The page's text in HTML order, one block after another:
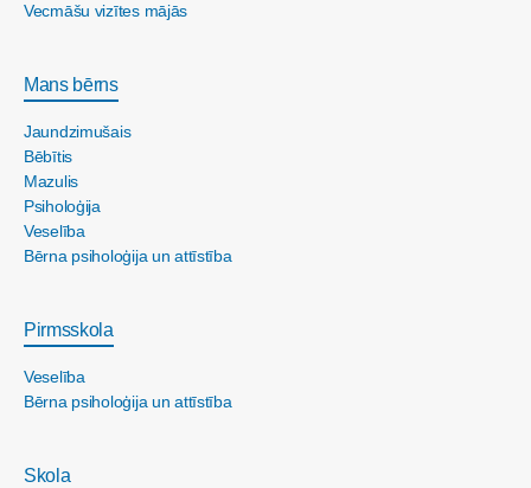
Vecmāšu vizītes mājās
Mans bērns
Jaundzimušais
Bēbītis
Mazulis
Psiholoģija
Veselība
Bērna psiholoģija un attīstība
Pirmsskola
Veselība
Bērna psiholoģija un attīstība
Skola